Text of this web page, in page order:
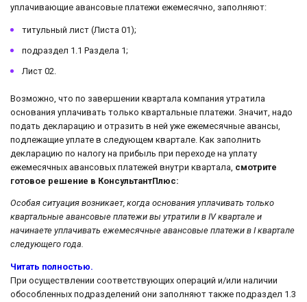
уплачивающие авансовые платежи ежемесячно, заполняют:
титульный лист (Листа 01);
подраздел 1.1 Раздела 1;
Лист 02.
Возможно, что по завершении квартала компания утратила
основания уплачивать только квартальные платежи. Значит, надо
подать декларацию и отразить в ней уже ежемесячные авансы,
подлежащие уплате в следующем квартале. Как заполнить
декларацию по налогу на прибыль при переходе на уплату
ежемесячных авансовых платежей внутри квартала, смотрите
готовое решение в КонсультантПлюс:
Особая ситуация возникает, когда основания уплачивать только
квартальные авансовые платежи вы утратили в IV квартале и
начинаете уплачивать ежемесячные авансовые платежи в I квартале
следующего года.
Читать полностью.
При осуществлении соответствующих операций и/или наличии
обособленных подразделений они заполняют также подраздел 1.3